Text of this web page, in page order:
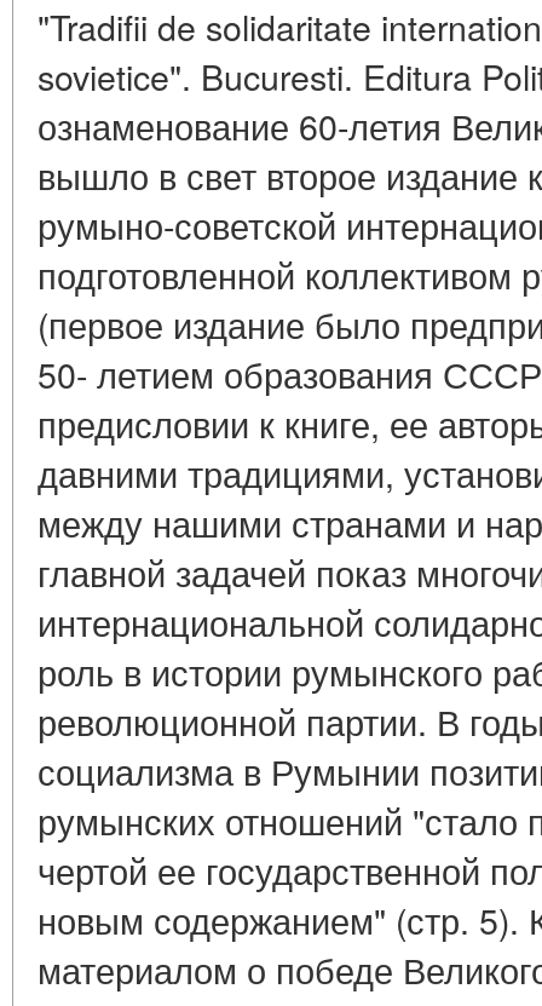
"Tradifii de solidaritate
sovietice". Bucuresti. Editura
ознаменование 60-летия
вышло в свет второе издание
румыно-советской
подготовленной коллективом
(первое издание было
50- летием образования
предисловии к книге, ее
давними традициями,
между нашими странами и
главной задачей показ
интернациональной
роль в истории румынского
революционной партии. В
социализма в Румынии
румынских отношений "стало
чертой ее государственной
новым содержанием" (стр. 5).
материалом о победе